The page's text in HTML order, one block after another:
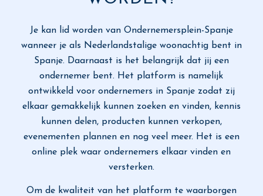
Je kan lid worden van Ondernemersplein-Spanje
wanneer je als Nederlandstalige woonachtig bent in
Spanje. Daarnaast is het belangrijk dat jij een
ondernemer bent. Het platform is namelijk
ontwikkeld voor ondernemers in Spanje zodat zij
elkaar gemakkelijk kunnen zoeken en vinden, kennis
kunnen delen, producten kunnen verkopen,
evenementen plannen en nog veel meer. Het is een
online plek waar ondernemers elkaar vinden en
versterken.
Om de kwaliteit van het platform te waarborgen